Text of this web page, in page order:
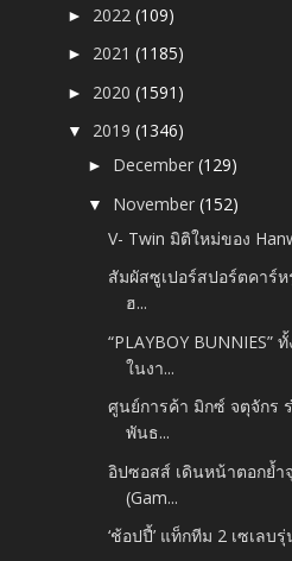
► 2022(109)
► 2021(1185)
► 2020(1591)
▼ 2019(1346)
► December(129)
▼ November(152)
V- Twin มิติ​ใหม่ของ
สัมผัสซูเปอร์สปอร์ตคาร์
ฮ...
“PLAYBOY
ในงา...
ศูนย์การค้า มิกซ์ จตุจักร
พันธ...
อิปซอสส์ เดินหน้าตอกย้ำ
(Gam...
‘ช้อปปี้’ แท็กทีม 2 เซเลบ